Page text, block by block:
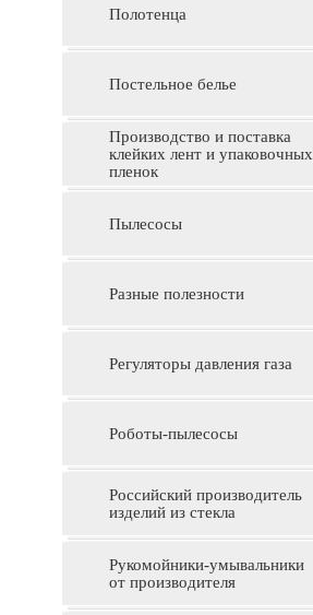
Полотенца
Постельное белье
Производство и поставка
клейких лент и упаковочных
пленок
Пылесосы
Разные полезности
Регуляторы давления газа
Роботы-пылесосы
Российский производитель
изделий из стекла
Рукомойники-умывальники
от производителя